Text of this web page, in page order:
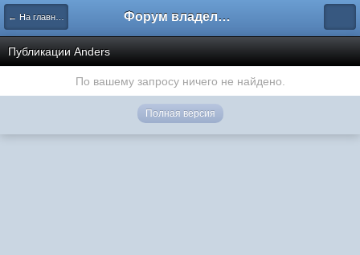
← На главную Форум владельцев интернет-магазинов
Публикации Anders
По вашему запросу ничего не найдено.
Полная версия